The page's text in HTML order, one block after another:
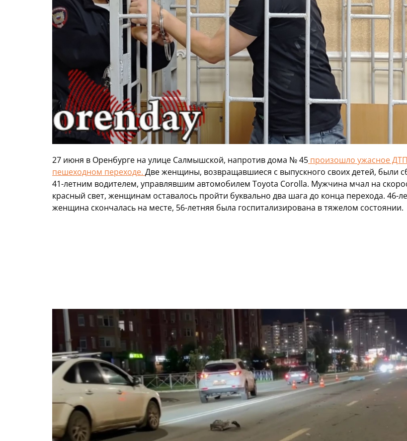
27 июня в Оренбурге на улице Салмышской, напротив дома № 45 произошло ужасное
пешеходном переходе. Две женщины, возвращавшиеся с выпускного своих детей, были
41-летним водителем, управлявшим автомобилем Toyota Corolla. Мужчина мчал на
красный свет, женщинам оставалось пройти буквально два шага до конца перехода. 46-
женщина скончалась на месте, 56-летняя была госпитализирована в тяжелом состоянии.